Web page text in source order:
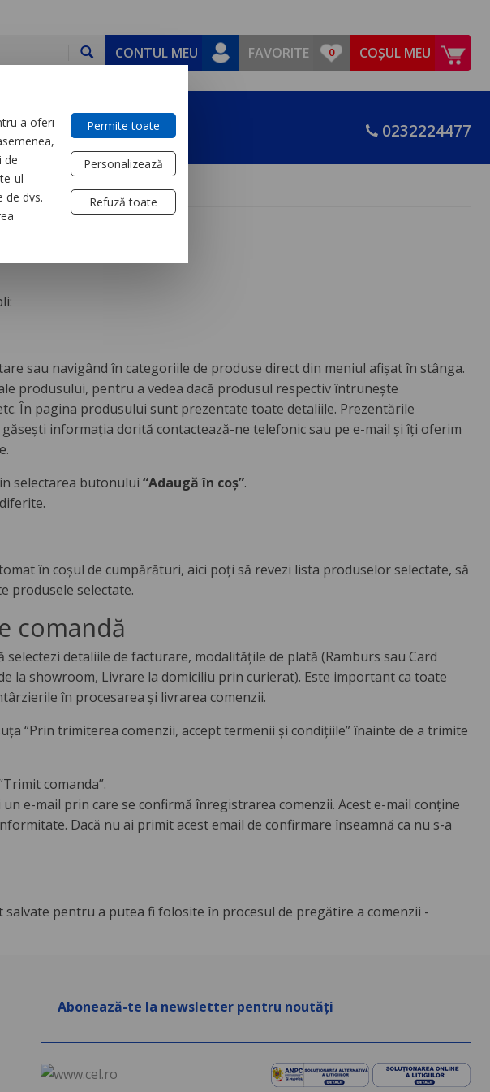
CONTUL MEU FAVORITE COȘUL MEU
CONTACT 0232224477
sau navigând în categoriile de produse direct din meniul afișat în stânga.
produsului, pentru a vedea dacă produsul respectiv întruneşte
În pagina produsului sunt prezentate toate detaliile. Prezentările
informaţia dorită contactează-ne telefonic sau pe e-mail şi îţi oferim
selectarea butonului“Adaugă în coș”.
în coșul de cumpărături, aici poți să revezi lista produselor selectate, să
produsele selectate.
comandă
detaliile de facturare, modalitățile de plată (Ramburs sau Card
la showroom, Livrare la domiciliu prin curierat). Este important ca toate
în procesarea şi livrarea comenzii.
“Prin trimiterea comenzii, accept termenii și condițiile” înainte de a trimite
comanda”.
e-mail prin care se confirmă înregistrarea comenzii. Acest e-mail conţine
Dacă nu ai primit acest email de confirmare înseamnă ca nu s-a
pentru a putea fi folosite în procesul de pregătire a comenzii -
Abonează-te la newsletter pentru noutăți
a oferi
de
ul
de dvs.
Permite toate
Personalizează
Refuză toate